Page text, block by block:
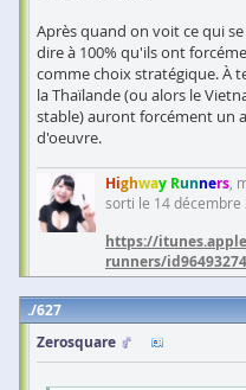
Après quand on voit ce qui
dire à 100% qu'ils ont
comme choix stratégique. À
la Thaïlande (ou alors le
stable) auront forcément un
d'oeuvre.
Highway Runners ,
sorti le 14 décembre
https://
runners/
627
Zerosquare